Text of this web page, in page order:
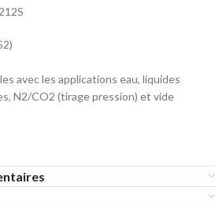
avec les applications eau, liquides
N2/CO2 (tirage pression) et vide